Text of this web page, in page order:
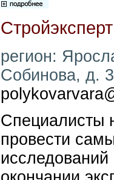
регион:
Собинова, д.
Специалисты
провести